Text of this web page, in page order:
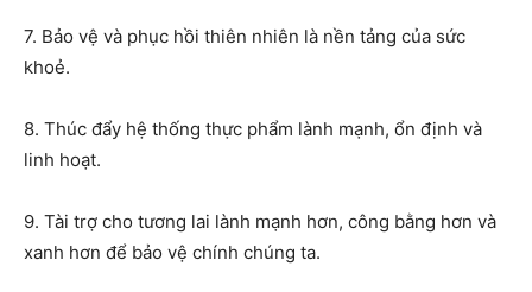
7. Bảo vệ và phục hồi thiên nhiên là nền tảng của sức
khoẻ.
8. Thúc đẩy hệ thống thực phẩm lành mạnh, ổn định và
linh hoạt.
9. Tài trợ cho tương lai lành mạnh hơn, công bằng hơn và
xanh hơn để bảo vệ chính chúng ta.